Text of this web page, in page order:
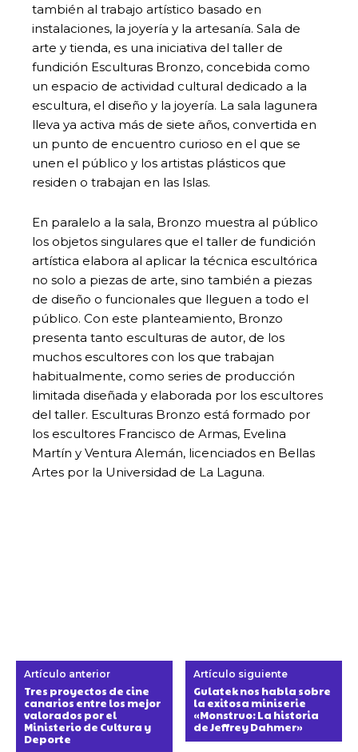
también al trabajo artístico basado en
instalaciones, la joyería y la artesanía. Sala de
arte y tienda, es una iniciativa del taller de
fundición Esculturas Bronzo, concebida como
un espacio de actividad cultural dedicado a la
escultura, el diseño y la joyería. La sala lagunera
lleva ya activa más de siete años, convertida en
un punto de encuentro curioso en el que se
unen el público y los artistas plásticos que
residen o trabajan en las Islas.
En paralelo a la sala, Bronzo muestra al público
los objetos singulares que el taller de fundición
artística elabora al aplicar la técnica escultórica
no solo a piezas de arte, sino también a piezas
de diseño o funcionales que lleguen a todo el
público. Con este planteamiento, Bronzo
presenta tanto esculturas de autor, de los
muchos escultores con los que trabajan
habitualmente, como series de producción
limitada diseñada y elaborada por los escultores
del taller. Esculturas Bronzo está formado por
los escultores Francisco de Armas, Evelina
Martín y Ventura Alemán, licenciados en Bellas
Artes por la Universidad de La Laguna.
Artículo anterior
Tres proyectos de cine
canarios entre los mejor
valorados por el
Ministerio de Cultura y
Deporte
Artículo siguiente
Gulatek nos habla sobre
la exitosa miniserie
«Monstruo: La historia
de Jeffrey Dahmer»